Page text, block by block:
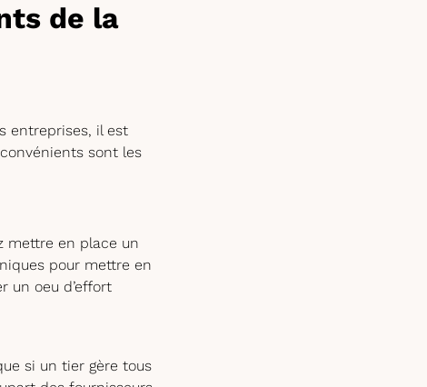
de la
entreprises, il est
sont les
mettre en place un
pour mettre en
un oeu d’effort
si un tier gère tous